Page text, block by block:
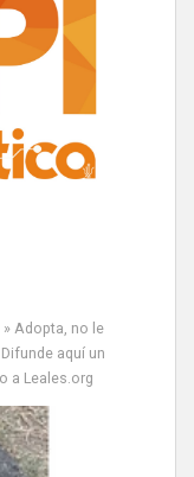
» Adopta, no le
aquí un
a Leales.org